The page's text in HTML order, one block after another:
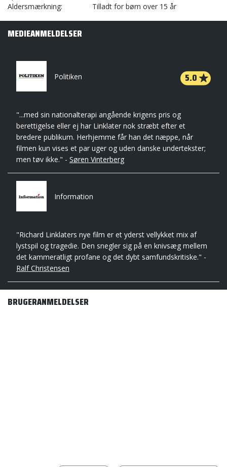
Aldersmærkning
Tilladt for børn over 15 år
MEDIEANMELDELSER
Politiken 5.0
"...med sin nationalterapi angående krigens pris og
berettigelse eller ej har Linklater nok stræbt efter et
bredere publikum. Herhjemme får han det næppe, når
filmen kun vises et par uger og uden danske undertekster;
men tøv ikke." - Søren Vinterberg
Information
"Richard Linklaters nye film er et yderst vellykket mix af
lystspil og tragedie. Den snegler sig på en knivsæg mellem
det kammeratligt profane og det dybt samfundskritiske." -
Ralf Christensen
BRUGERANMELDELSER